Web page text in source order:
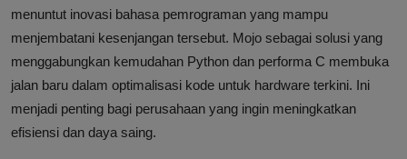
menuntut inovasi bahasa pemrograman yang mampu
menjembatani kesenjangan tersebut. Mojo sebagai solusi yang
menggabungkan kemudahan Python dan performa C membuka
jalan baru dalam optimalisasi kode untuk hardware terkini. Ini
menjadi penting bagi perusahaan yang ingin meningkatkan
efisiensi dan daya saing.